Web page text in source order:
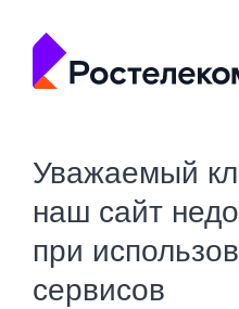
Уважаемый
наш сайт
при
сервисов